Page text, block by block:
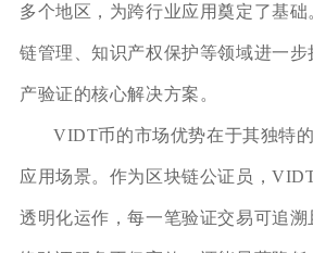
多个地区，为跨行业应用奠定了基
链管理、知识产权保护等领域进一
产验证的核心解决方案。
VIDT币的市场优势在于其独特
应用场景。作为区块链公证员，
透明化运作，每一笔验证交易可追溯